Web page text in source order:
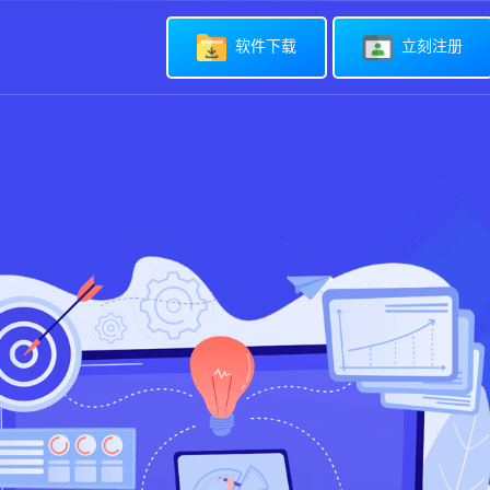
软件下载 立刻注册